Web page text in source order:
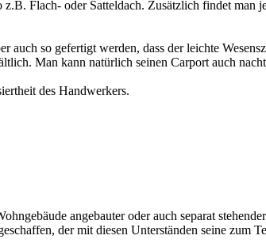
Flach- oder Satteldach. Zusätzlich findet man
so gefertigt werden, dass der leichte
Man kann natürlich seinen Carport auch
des Handwerkers.
angebauter oder auch separat
der mit diesen Unterständen seine zum